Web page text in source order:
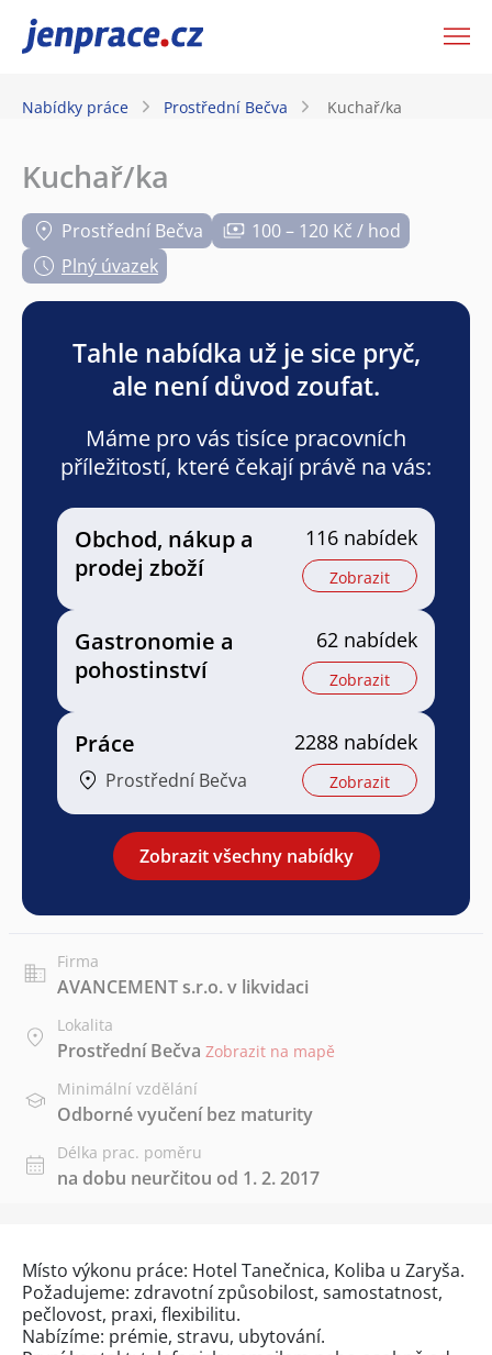
JenPráce.cz
Nabídky práce Prostřední Bečva Kuchař/ka
Kuchař/ka
Prostřední Bečva
100 – 120 Kč / hod
Plný úvazek
Tahle nabídka už je sice pryč,
ale není důvod zoufat.
Máme pro vás tisíce pracovních
příležitostí, které čekají právě na vás:
Obchod, nákup a
prodej zboží
116 nabídek
Zobrazit
Gastronomie a
pohostinství
62 nabídek
Zobrazit
Práce
Prostřední Bečva
2288 nabídek
Zobrazit
Zobrazit všechny nabídky
Firma
AVANCEMENT s.r.o. v likvidaci
Lokalita
Prostřední Bečva Zobrazit na mapě
Minimální vzdělání
Odborné vyučení bez maturity
Délka prac. poměru
na dobu neurčitou od 1. 2. 2017
Místo výkonu práce: Hotel Tanečnica, Koliba u Zaryša.
Požadujeme: zdravotní způsobilost, samostatnost,
pečlovost, praxi, flexibilitu.
Nabízíme: prémie, stravu, ubytování.